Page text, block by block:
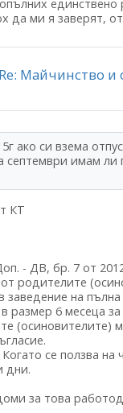
да ми я заверят,
Re: Майчинство и
ако си взема
имам ли
КТ
- ДВ, бр. 7 от
родителите
заведение на
размер 6 месеца
(осиновителите)
се ползва на
дни.
за това